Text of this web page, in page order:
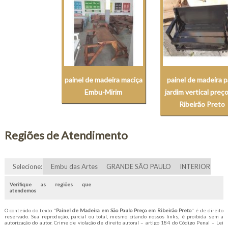
painel de madeira maciça
Embu-Mirim
painel de madeira
jardim vertical
Ribeirão Preto
Regiões de Atendimento
Selecione: Embu das Artes GRANDE SÃO PAULO INTERIOR
Verifique as regiões que
atendemos
O conteúdo do texto "Painel de Madeira em São Paulo Preço em Ribeirão Preto" é de direito
reservado. Sua reprodução, parcial ou total, mesmo citando nossos links, é proibida sem a
autorização do autor. Crime de violação de direito autoral – artigo 184 do Código Penal – Lei